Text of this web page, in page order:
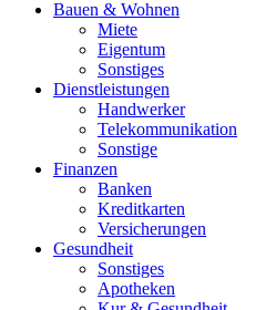
Bauen & Wohnen
Miete
Eigentum
Sonstiges
Dienstleistungen
Handwerker
Telekommunikation
Sonstige
Finanzen
Banken
Kreditkarten
Versicherungen
Gesundheit
Sonstiges
Apotheken